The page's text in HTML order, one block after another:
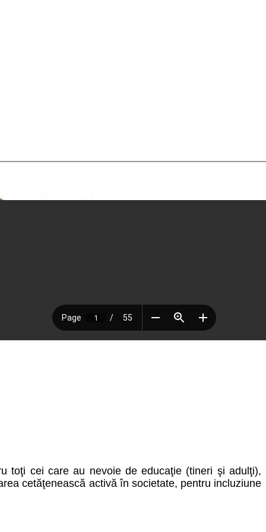
toţi cei care au nevoie de educaţie (tineri şi adulţi),
cetăţenească activă în societate, pentru incluziune